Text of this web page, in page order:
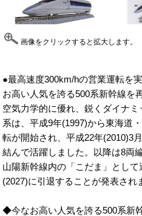
画像をクリックすると拡大します。
●最高速度300km/hの営業運転を
お高い人気を誇る500系新幹線を
空気力学的に優れ、鋭くダイナ
系は、平成9年(1997)から東海道
転が開始され、平成22年(2010)3
結んで活躍しました。以降は8両
山陽新幹線内の「こだま」とし
(2027)に引退することが発表され
◆今なお高い人気を誇る500系新